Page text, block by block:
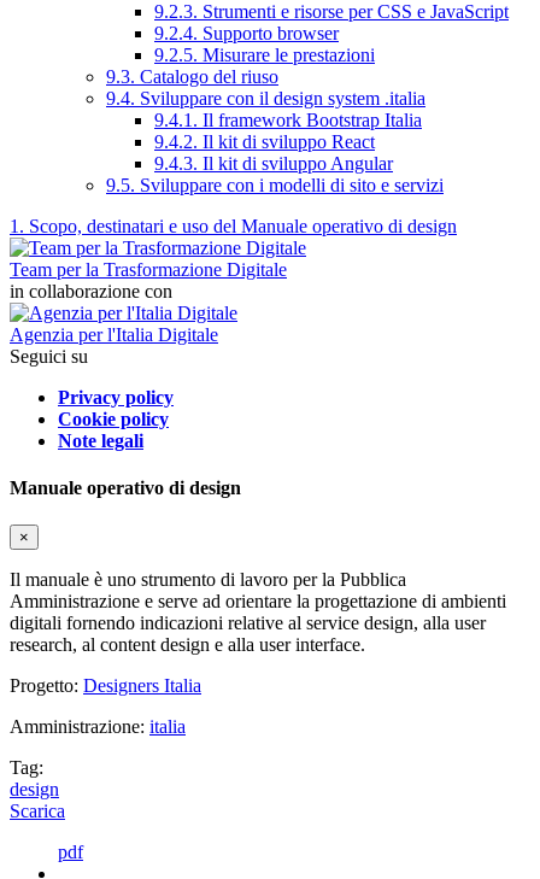
9.2.3. Strumenti e risorse per CSS e JavaScript
9.2.4. Supporto browser
9.2.5. Misurare le prestazioni
9.3. Catalogo del riuso
9.4. Sviluppare con il design system .italia
9.4.1. Il framework Bootstrap Italia
9.4.2. Il kit di sviluppo React
9.4.3. Il kit di sviluppo Angular
9.5. Sviluppare con i modelli di sito e servizi
1. Scopo, destinatari e uso del Manuale operativo di design
Team per la Trasformazione Digitale
in collaborazione con
Agenzia per l'Italia Digitale
Seguici su
Privacy policy
Cookie policy
Note legali
Manuale operativo di design
×
Il manuale è uno strumento di lavoro per la Pubblica
Amministrazione e serve ad orientare la progettazione di ambienti
digitali fornendo indicazioni relative al service design, alla user
research, al content design e alla user interface.
Progetto: Designers Italia
Amministrazione: italia
Tag:
design
Scarica
pdf